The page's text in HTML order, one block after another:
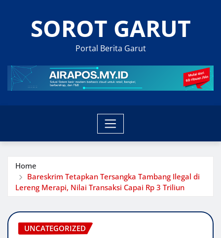
SOROT GARUT
Portal Berita Garut
Home
Bareskrim Tetapkan Tersangka Tambang Ilegal di
Lereng Merapi, Nilai Transaksi Capai Rp 3 Triliun
UNCATEGORIZED